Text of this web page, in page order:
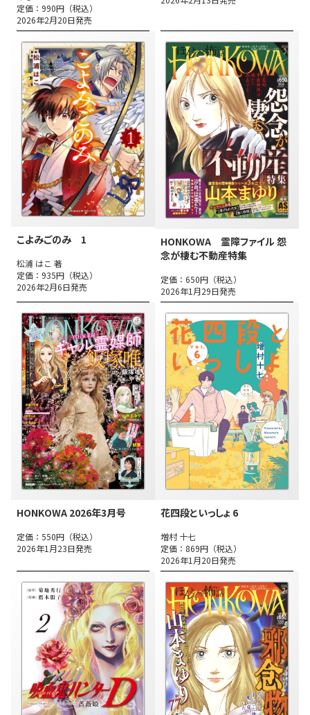
定価：990円（税込）
2026年2月20日発売
こよみごのみ 1
松浦 はこ 著
定価：935円（税込）
2026年2月6日発売
HONKOWA 霊障ファイル 怨
念が棲む不動産特集
定価：650円（税込）
2026年1月29日発売
HONKOWA 2026年3月号
定価：550円（税込）
2026年1月23日発売
花四段といっしょ 6
増村 十七
定価：869円（税込）
2026年1月20日発売